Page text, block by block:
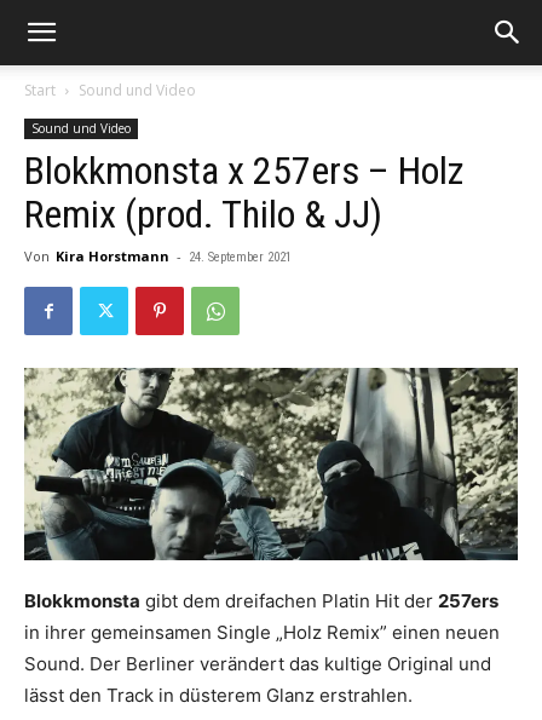
Start Sound und Video
Sound und Video
Blokkmonsta x 257ers – Holz
Remix (prod. Thilo & JJ)
Von Kira Horstmann - 24. September 2021
Blokkmonsta gibt dem dreifachen Platin Hit der 257ers
in ihrer gemeinsamen Single „Holz Remix” einen neuen
Sound. Der Berliner verändert das kultige Original und
lässt den Track in düsterem Glanz erstrahlen.